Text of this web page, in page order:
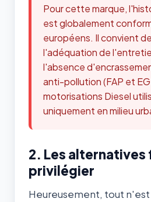
Pour cette marque,
est globalement
européens. Il convient
l'adéquation de
l'absence
anti-pollution (FAP et
motorisations Diesel
uniquement en milieu
2. Les alternatives
privilégier
Heureusement, tout n'est